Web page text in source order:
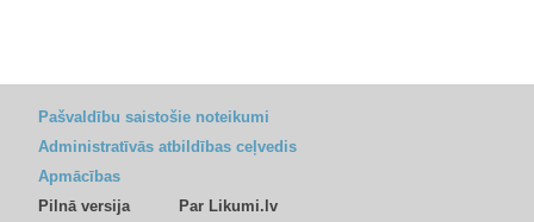
Pašvaldību saistošie noteikumi
Administratīvās atbildības ceļvedis
Apmācības
Pilnā versija
Par Likumi.lv